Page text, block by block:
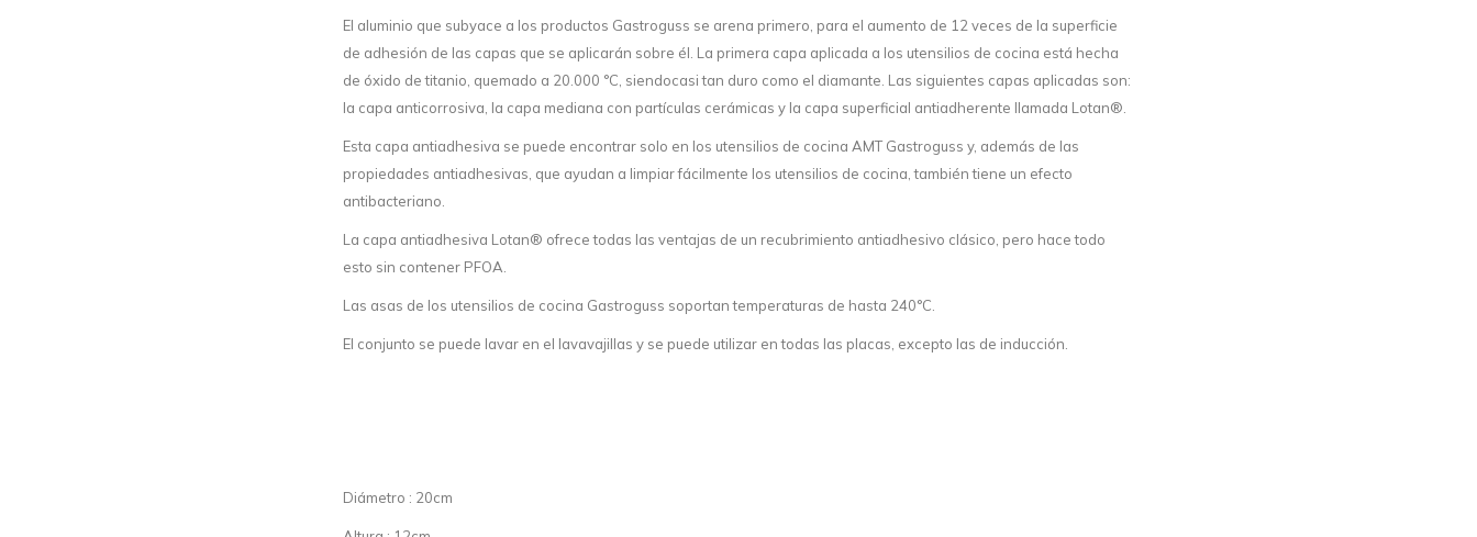
El aluminio que subyace a los productos Gastroguss se arena primero, para el aumento de 12 veces de la superficie
de adhesión de las capas que se aplicarán sobre él. La primera capa aplicada a los utensilios de cocina está hecha
de óxido de titanio, quemado a 20.000 °C, siendocasi tan duro como el diamante. Las siguientes capas aplicadas son:
la capa anticorrosiva, la capa mediana con partículas cerámicas y la capa superficial antiadherente llamada Lotan®.
Esta capa antiadhesiva se puede encontrar solo en los utensilios de cocina AMT Gastroguss y, además de las
propiedades antiadhesivas, que ayudan a limpiar fácilmente los utensilios de cocina, también tiene un efecto
antibacteriano.
La capa antiadhesiva Lotan® ofrece todas las ventajas de un recubrimiento antiadhesivo clásico, pero hace todo
esto sin contener PFOA.
Las asas de los utensilios de cocina Gastroguss soportan temperaturas de hasta 240°C.
El conjunto se puede lavar en el lavavajillas y se puede utilizar en todas las placas, excepto las de inducción.
Diámetro : 20cm